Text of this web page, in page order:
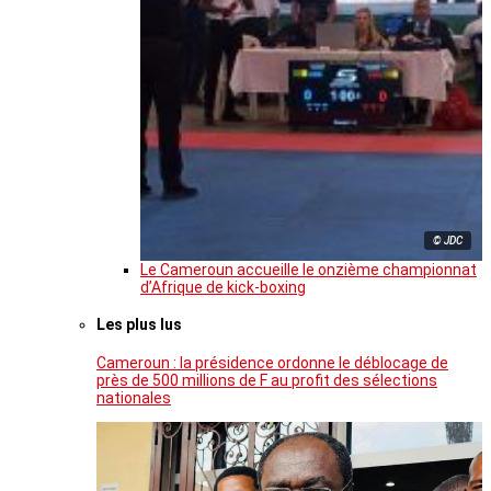
© JDC
Le Cameroun accueille le onzième championnat
d’Afrique de kick-boxing
Les plus lus
Cameroun : la présidence ordonne le déblocage de
près de 500 millions de F au profit des sélections
nationales